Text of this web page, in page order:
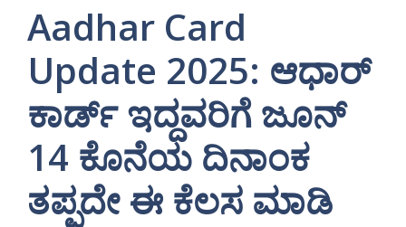
Aadhar Card
Update 2025: ಆಧಾರ್
ಕಾರ್ಡ್ ಇದ್ದವರಿಗೆ ಜೂನ್
14 ಕೊನೆಯ ದಿನಾಂಕ
ತಪ್ಪದೇ ಈ ಕೆಲಸ ಮಾಡಿ